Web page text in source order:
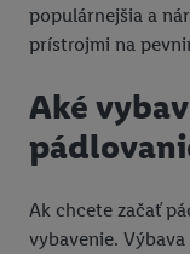
populárnejšia a
prístrojmi na
Aké
Ak chcete začať
vybavenie.